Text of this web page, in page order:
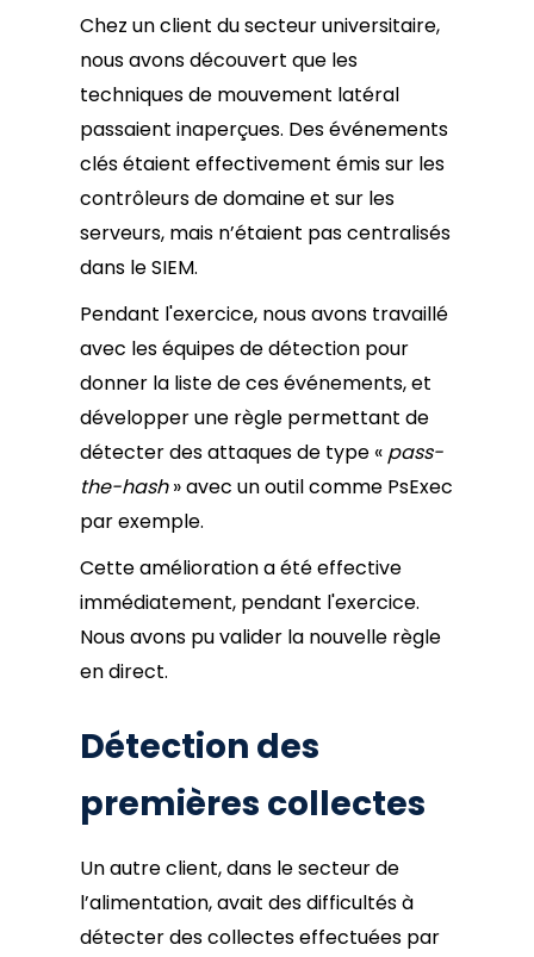
Chez un client du secteur universitaire,
nous avons découvert que les
techniques de mouvement latéral
passaient inaperçues. Des événements
clés étaient effectivement émis sur les
contrôleurs de domaine et sur les
serveurs, mais n’étaient pas centralisés
dans le SIEM.
Pendant l'exercice, nous avons travaillé
avec les équipes de détection pour
donner la liste de ces événements, et
développer une règle permettant de
détecter des attaques de type « pass-
the-hash» avec un outil comme PsExec
par exemple.
Cette amélioration a été effective
immédiatement, pendant l'exercice.
Nous avons pu valider la nouvelle règle
en direct.
Détection des
premières collectes
Un autre client, dans le secteur de
l’alimentation, avait des difficultés à
détecter des collectes effectuées par